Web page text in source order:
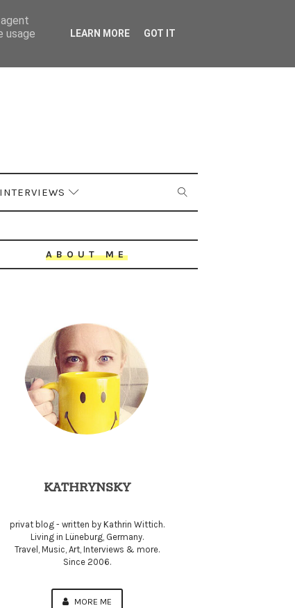
INTERVIEWS
ABOUT ME
KATHRYNSKY
privat blog - written by Kathrin Wittich.
Living in Lüneburg, Germany.
Travel, Music, Art, Interviews & more.
Since 2006.
MORE ME
usage
LEARN MORE GOT IT